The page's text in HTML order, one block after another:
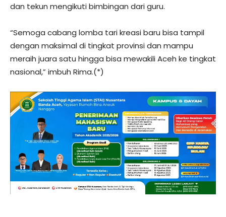
dan tekun mengikuti bimbingan dari guru.
“Semoga cabang lomba tari kreasi baru bisa tampil
dengan maksimal di tingkat provinsi dan mampu
meraih juara satu hingga bisa mewakili Aceh ke tingkat
nasional,” imbuh Rima.(*)